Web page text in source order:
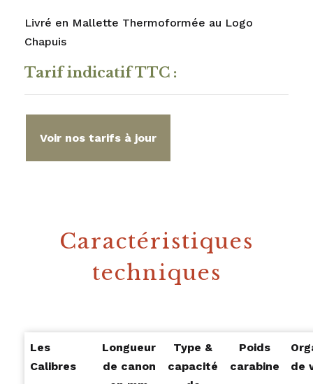
Livré en Mallette Thermoformée au Logo
Chapuis
Tarif indicatif TTC :
Voir nos tarifs à jour
Caractéristiques
techniques
Les
Calibres
Longueur
de canon
Type &
capacité
Poids
carabine
de